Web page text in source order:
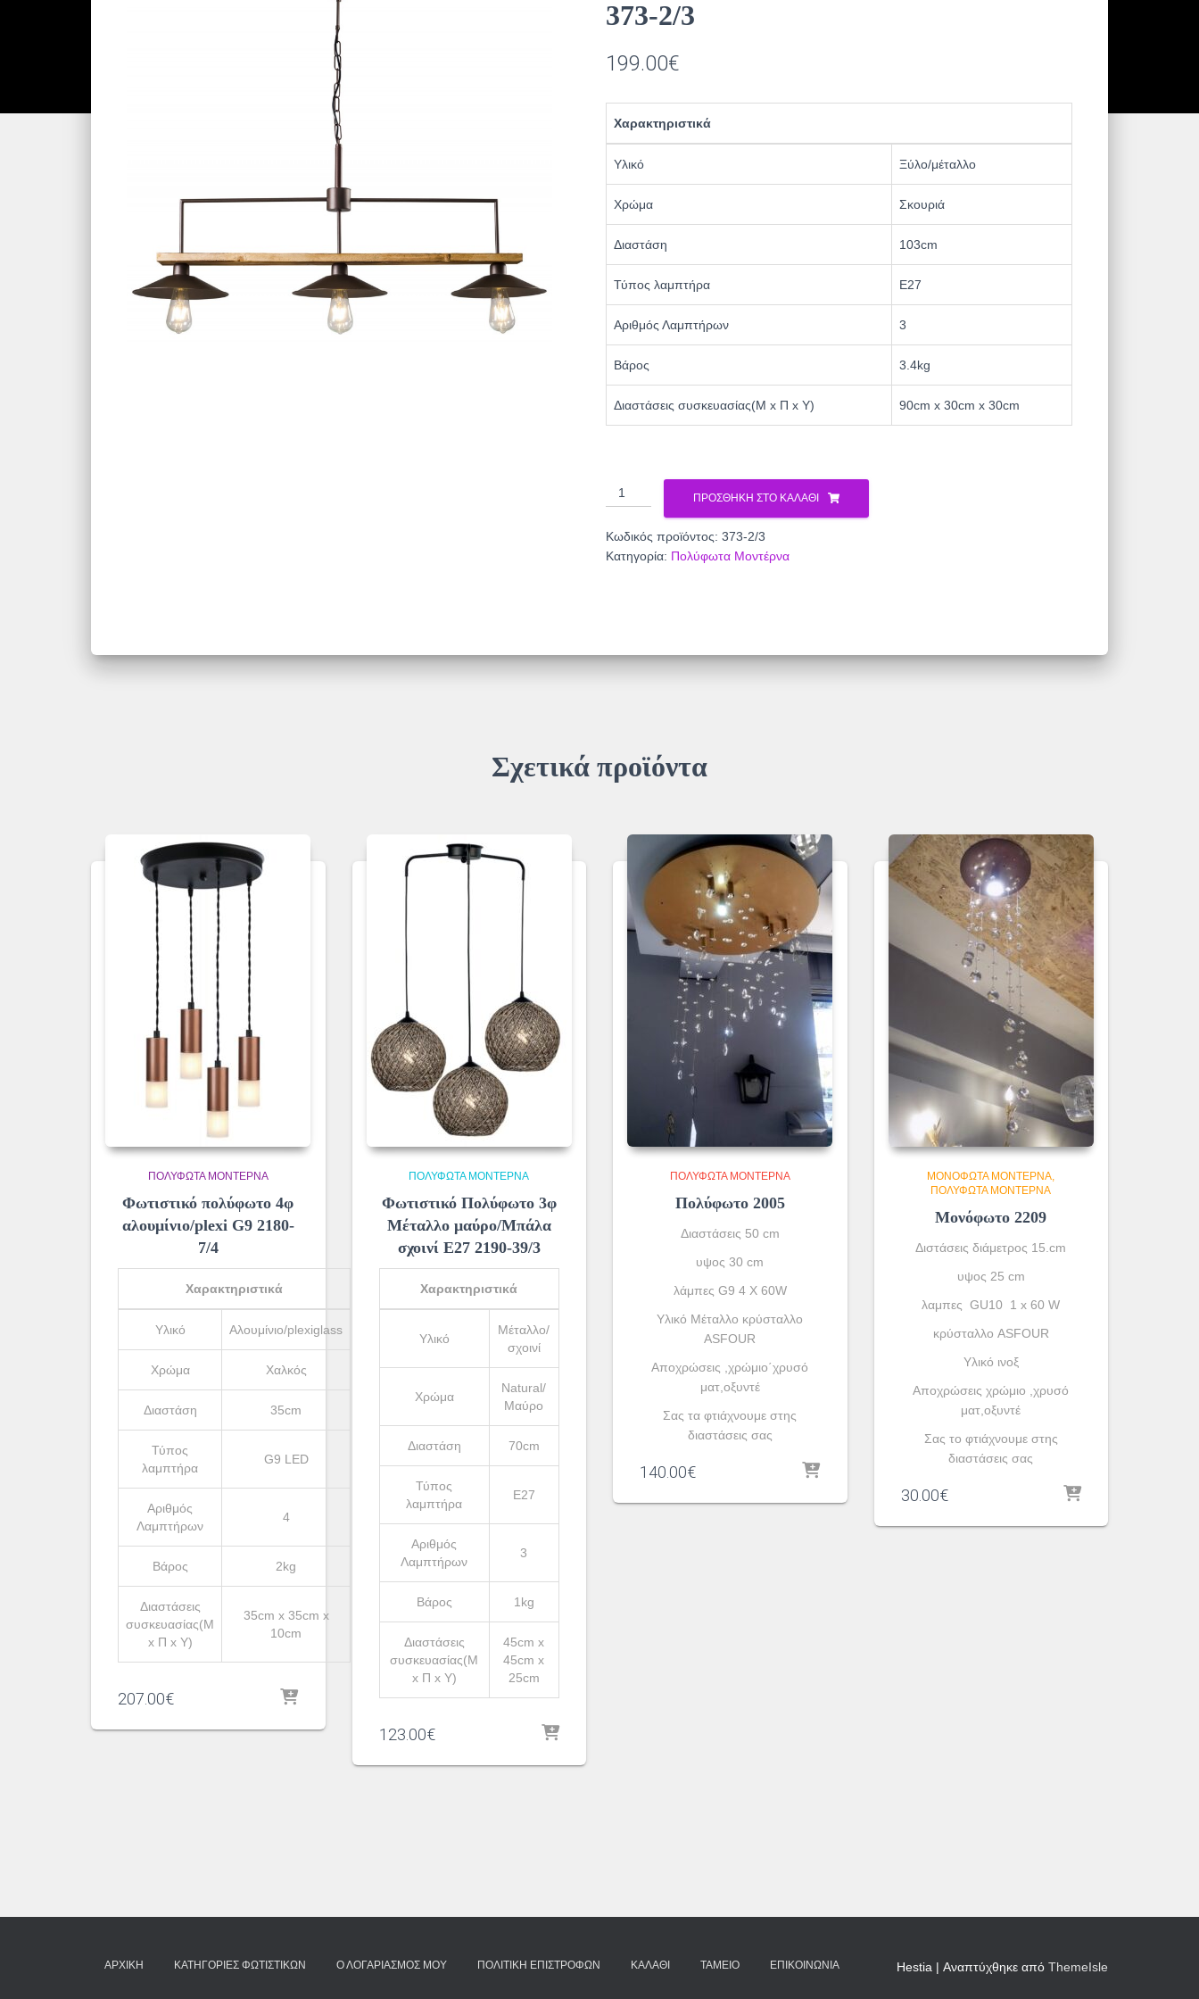
373-2/3
199.00€
Χαρακτηριστικά
Υλικό Ξύλο/μέταλλο
Χρώμα Σκουριά
Διαστάση 103cm
Τύπος λαμπτήρα Ε27
Αριθμός Λαμπτήρων 3
Βάρος 3.4kg
Διαστάσεις συσκευασίας(Μ x Π x Υ) 90cm x 30cm x 30cm
ΠΟΛΥΦΩΤΟ
ΜΕΤΑΛΛΟ
ΠΡΟΣΘΉΚΗ ΣΤΟ ΚΑΛΆΘΙ
Κωδικός προϊόντος: 373-2/3
Κατηγορία: Πολύφωτα Μοντέρνα
Σχετικά προϊόντα
ΠΟΛΎΦΩΤΑ ΜΟΝΤΈΡΝΑ
Φωτιστικό πολύφωτο 4φ
αλουμίνιο/plexi G9 2180-
7/4
Χαρακτηριστικά
Υλικό Αλουμίνιο/plexiglass
Χρώμα Χαλκός
Διαστάση 35cm
Τύπος
λαμπτήρα
G9 LED
Αριθμός
Λαμπτήρων
4
Βάρος 2kg
Διαστάσεις
συσκευασίας(Μ
x Π x Υ)
35cm x 35cm x
10cm
207.00€
ΠΟΛΎΦΩΤΑ ΜΟΝΤΈΡΝΑ
Φωτιστικό Πολύφωτο 3φ
Μέταλλο μαύρο/Μπάλα
σχοινί Ε27 2190-39/3
Χαρακτηριστικά
Υλικό
Μέταλλο/
σχοινί
Χρώμα
Natural/
Μαύρο
Διαστάση 70cm
Τύπος
λαμπτήρα
Ε27
Αριθμός
Λαμπτήρων
3
Βάρος 1kg
Διαστάσεις
συσκευασίας(Μ
x Π x Υ)
45cm x
45cm x
25cm
123.00€
ΠΟΛΎΦΩΤΑ ΜΟΝΤΈΡΝΑ
Πολύφωτο 2005
Διαστάσεις 50 cm
υψος 30 cm
λάμπες G9 4 X 60W
Υλικό Μέταλλο κρύσταλλο
ASFOUR
Αποχρώσεις ,χρώμιο΄χρυσό
ματ,οξυντέ
Σας τα φτιάχνουμε στης
διαστάσεις σας
140.00€
ΜΟΝΌΦΩΤΑ ΜΟΝΤΈΡΝΑ
ΠΟΛΎΦΩΤΑ ΜΟΝΤΈΡΝΑ
Μονόφωτο 2209
Διστάσεις διάμετρος 15.cm
υψος 25 cm
λαμπες GU10 1 x 60 W
κρύσταλλο ASFOUR
Yλικό ινοξ
Αποχρώσεις χρώμιο ,χρυσό
ματ,οξυντέ
Σας το φτιάχνουμε στης
διαστάσεις σας
30.00€
ΑΡΧΙΚΉ ΚΑΤΗΓΟΡΊΕΣ ΦΩΤΙΣΤΙΚΏΝ Ο ΛΟΓΑΡΙΑΣΜΌΣ ΜΟΥ ΠΟΛΙΤΙΚΉ ΕΠΙΣΤΡΟΦΏΝ ΚΑΛΆΘΙ ΤΑΜΕΊΟ ΕΠΙΚΟΙΝΩΝΊΑ Hestia | Αναπτύχθηκε από ThemeIsle